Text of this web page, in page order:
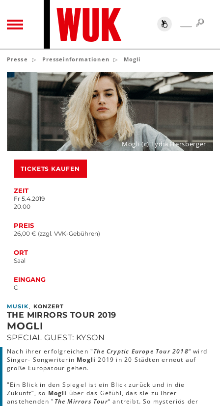
TOGGLE NAVIGATION SUCHE
Presse Presseinformationen Mogli
TICKETS KAUFEN
ZEIT
Fr 5.4.2019
20.00
PREIS
26,00 € (zzgl. VVK-Gebühren)
ORT
Saal
EINGANG
C
Mogli (c) Lydia Hersberger
MUSIK , KONZERT
THE MIRRORS TOUR 2019
MOGLI
SPECIAL GUEST: KYSON
Nach ihrer erfolgreichen "The Cryptic Europe Tour 2018“ wird
Singer- Songwriterin Mogli2019 in 20 Städten erneut auf
große Europatour gehen.
"Ein Blick in den Spiegel ist ein Blick zurück und in die
Zukunft“, so Mogli über das Gefühl, das sie zu ihrer
anstehenden " The Mirrors Tour“ antreibt. So mysteriös der